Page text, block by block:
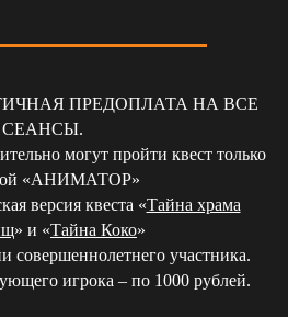
ПРЕДОПЛАТА НА ВСЕ
СЕАНСЫ.
могут пройти квест только
«АНИМАТОР»
версия квеста «Тайна храма
» и «Тайна Коко»
совершеннолетнего участника.
игрока – по 1000 рублей.